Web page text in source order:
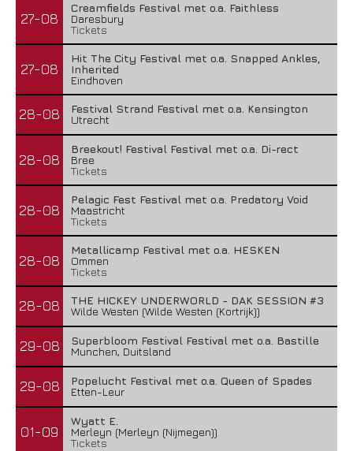
27-08
Creamfields Festival met o.a. Faithless
Daresbury
Tickets
27-08
Hit The City Festival met o.a. Snapped Ankles,
Inherited
Eindhoven
28-08
Festival Strand Festival met o.a. Kensington
Utrecht
28-08
Breekout! Festival Festival met o.a. Di-rect
Bree
Tickets
28-08
Pelagic Fest Festival met o.a. Predatory Void
Maastricht
Tickets
28-08
Metallicamp Festival met o.a. HESKEN
Ommen
Tickets
28-08
THE HICKEY UNDERWORLD - DAK SESSION #3
Wilde Westen (Wilde Westen (Kortrijk))
29-08
Superbloom Festival Festival met o.a. Bastille
Munchen, Duitsland
29-08
Popelucht Festival met o.a. Queen of Spades
Etten-Leur
01-09
Wyatt E.
Merleyn (Merleyn (Nijmegen))
Tickets